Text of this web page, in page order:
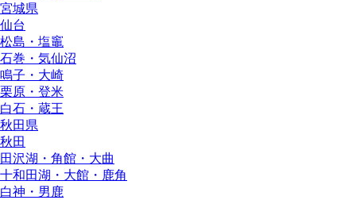
宮城県
仙台
松島・塩竈
石巻・気仙沼
鳴子・大崎
栗原・登米
白石・蔵王
秋田県
秋田
田沢湖・角館・大曲
十和田湖・大館・鹿角
白神・男鹿